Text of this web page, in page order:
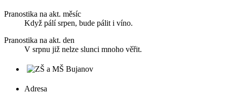
Pranostika na akt. měsíc
Když pálí srpen, bude pálit i víno.
Pranostika na akt. den
V srpnu již nelze slunci mnoho věřit.
Adresa